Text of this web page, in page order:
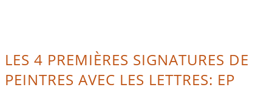
LES 4 PREMIÈRES SIGNATURES DE
PEINTRES AVEC LES LETTRES: EP